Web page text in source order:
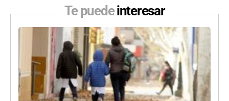
Te puedeinteresar